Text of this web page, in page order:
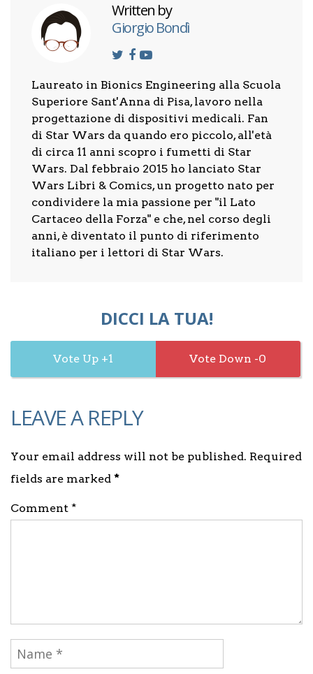
Written by
Giorgio Bondì
Laureato in Bionics Engineering alla Scuola
Superiore Sant'Anna di Pisa, lavoro nella
progettazione di dispositivi medicali. Fan
di Star Wars da quando ero piccolo, all'età
di circa 11 anni scopro i fumetti di Star
Wars. Dal febbraio 2015 ho lanciato Star
Wars Libri & Comics, un progetto nato per
condividere la mia passione per "il Lato
Cartaceo della Forza" e che, nel corso degli
anni, è diventato il punto di riferimento
italiano per i lettori di Star Wars.
DICCI LA TUA!
1 0
LEAVE A REPLY
Your email address will not be published. Required
fields are marked *
Comment *